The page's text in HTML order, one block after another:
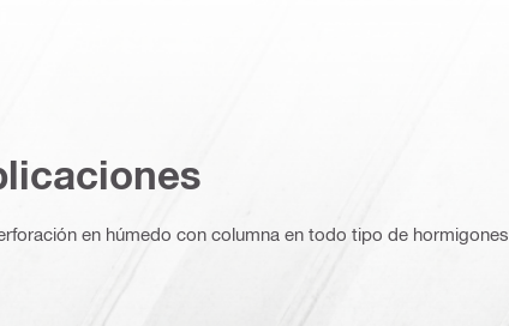
en húmedo con columna en todo tipo de hormigones.